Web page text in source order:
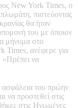
New York Times, ο
πιστεύοντας
θα ήταν
του με όποιον
μήνυμα στο
Times, ανέφερε για
«Πρέπει να
ασφάλεια του πρώην
να προστεθεί στις
στις Ηνωμένες